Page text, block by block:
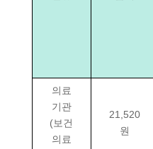
의료
기관
(보건
의료
21,520
원